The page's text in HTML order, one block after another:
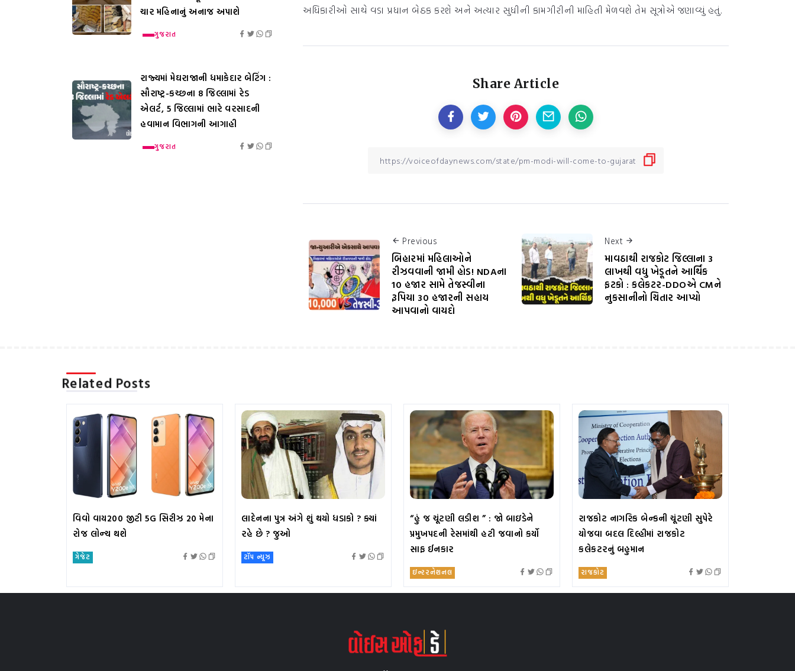
અધિકારીઓ સાથે વડા પ્રધાન બેઠક કરશે અને અત્યાર સુધીની કામગીરીની માહિતી મેળવશે તેમ સૂત્રોએ જણાવ્યું હતું.
Share Article
Previous
બિહારમાં મહિલાઓને
રીઝવવાની જામી હોડ! NDAના
10 હજાર સામે તેજસ્વીના
રૂપિયા 30 હજારની સહાય
આપવાનો વાયદો
Next
માવઠાથી રાજકોટ જિલ્લાના 3
લાખથી વધુ ખેડૂતને આર્થિક
ફટકો : કલેકટર-DDOએ CMને
નુકસાનીનો ચિતાર આપ્યો
ચાર મહિનાનું અનાજ અપાશે
ગુજરાત
રાજ્યમાં મેઘરાજાની ધમાકેદાર બેટિંગ :
સૌરાષ્ટ્ર-કચ્છના 8 જિલ્લામાં રેડ
એલર્ટ, 5 જિલ્લામાં ભારે વરસાદની
હવામાન વિભાગની આગાહી
ગુજરાત
Related Posts
વિવો વાય200 જીટી 5G સિરીઝ 20 મેના
રોજ લોન્ચ થશે
ગેજેટ
લાદેનના પુત્ર અંગે શું થયો ધડાકો ? ક્યાં
રહે છે ? જુઓ
ટૉપ ન્યૂઝ
“હું જ ચૂંટણી લડીશ ” : જો બાઇડેને
પ્રમુખપદની રેસમાંથી હટી જવાનો કર્યો
સાફ ઈનકાર
ઇન્ટરનેશનલ
રાજકોટ નાગરિક બેન્કની ચૂંટણી સુપેરે
યોજવા બદલ દિલ્હીમાં રાજકોટ
કલેકટરનું બહુમાન
રાજકોટ